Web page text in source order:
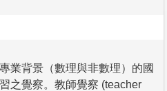
業背景（數理與非數理）的國
之覺察。教師覺察 (teacher